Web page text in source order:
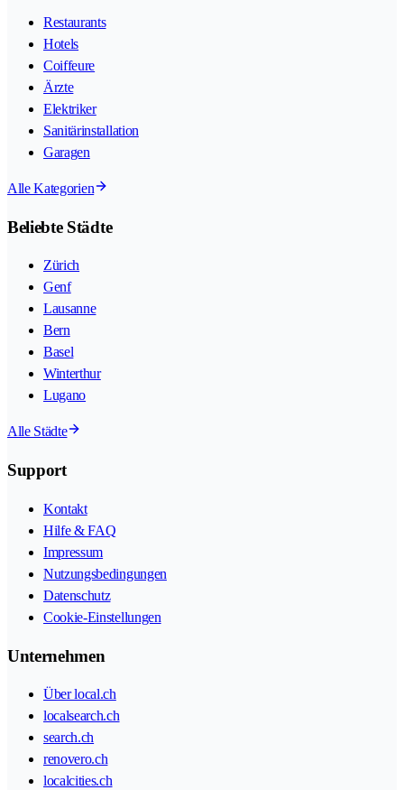
Restaurants
Hotels
Coiffeure
Ärzte
Elektriker
Sanitärinstallation
Garagen
Alle Kategorien
Beliebte Städte
Zürich
Genf
Lausanne
Bern
Basel
Winterthur
Lugano
Alle Städte
Support
Kontakt
Hilfe & FAQ
Impressum
Nutzungsbedingungen
Datenschutz
Cookie-Einstellungen
Unternehmen
Über local.ch
localsearch.ch
search.ch
renovero.ch
localcities.ch